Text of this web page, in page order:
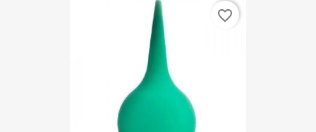
favorite_border